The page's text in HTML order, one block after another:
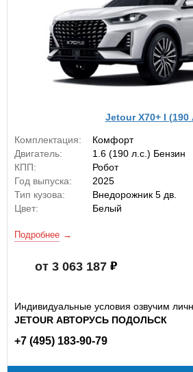
Jetour X70+ I (190
Комплектация:
Комфорт
Двигатель:
1.6 (190 л.с.) Бензин
КПП:
Робот
Год выпуска:
2025
Тип кузова:
Внедорожник 5 дв.
Цвет:
Белый
Подробнее
от 3 063 187
Индивидуальные условия озвучим
JETOUR АВТОРУСЬ ПОДОЛЬСК
+7 (495) 183-90-79